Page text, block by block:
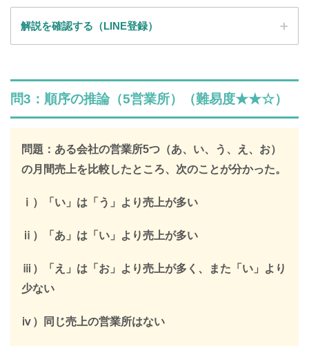
解説を確認する（LINE登録）
SPI全問の解説が見放題
解説はLINE登録で確認できます
LINEで限定キーワードを受け取ると、
SPIの全ての問題の解説が見放題になります
312,887人が登録済み
問3：順序の推論（5営業所）（難易度★★☆）
問題：ある会社の営業所5つ（あ、い、う、え、お）
の月間売上を比較したところ、次のことが分かった。
ⅰ）「い」は「う」より売上が多い
ⅱ）「あ」は「い」より売上が多い
ⅲ）「え」は「お」より売上が多く、また「い」より
少ない
ⅳ）同じ売上の営業所はない